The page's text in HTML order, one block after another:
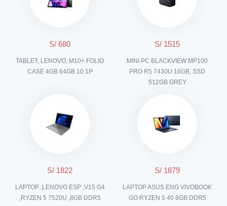
S/ 680
TABLET, LENOVO, M10+ FOLIO
CASE 4GB 64GB 10.1P
S/ 1515
MINI PC BLACKVIEW MP100
PRO R5 7430U 16GB, SSD
512GB GREY
S/ 1822
LAPTOP ,LENOVO ESP ,V15 G4
,RYZEN 5 7520U ,8GB DDR5
S/ 1879
LAPTOP ASUS ENG VIVOBOOK
GO RYZEN 5 40 8GB DDR5